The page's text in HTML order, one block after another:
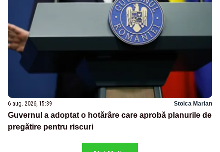
6 aug. 2026, 15:39 Stoica Marian
Guvernul a adoptat o hotărâre care aprobă planurile de
pregătire pentru riscuri